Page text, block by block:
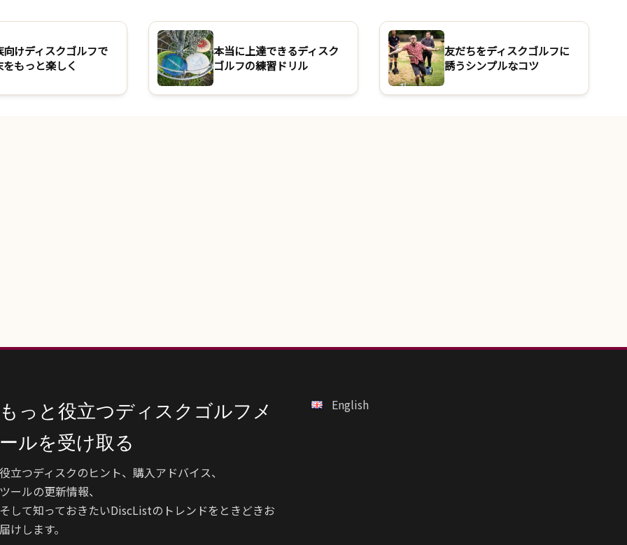
向けディスクゴルフで
をもっと楽しく
本当に上達できるディスク
ゴルフの練習ドリル
友だちをディスクゴルフに
誘うシンプルなコツ
っと役立つディスクゴルフメ
ルを受け取る
立つディスクのヒント、購入アドバイス、
ールの更新情報、
して知っておきたいDiscListのトレンドをときどきお
けします。
English